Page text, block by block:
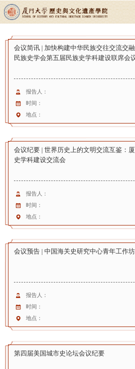
会议简讯 | 加快构建中华民族交往交流交
民族史学会第五届民族史学科建设联席会
报告人：
时间：
地点：
会议纪要 | 世界历史上的文明交流互鉴：
史学科建设交流会
报告人：
时间：
地点：
会议预告 | 中国海关史研究中心青年工作坊
报告人：
时间：
地点：
第四届美国城市史论坛会议纪要